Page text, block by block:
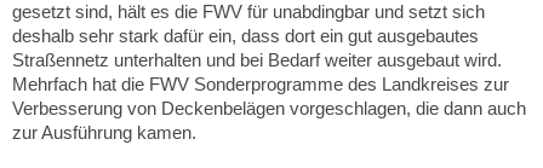
gesetzt sind, hält es die FWV für unabdingbar und setzt sich
deshalb sehr stark dafür ein, dass dort ein gut ausgebautes
Straßennetz unterhalten und bei Bedarf weiter ausgebaut wird.
Mehrfach hat die FWV Sonderprogramme des Landkreises zur
Verbesserung von Deckenbelägen vorgeschlagen, die dann auch
zur Ausführung kamen.